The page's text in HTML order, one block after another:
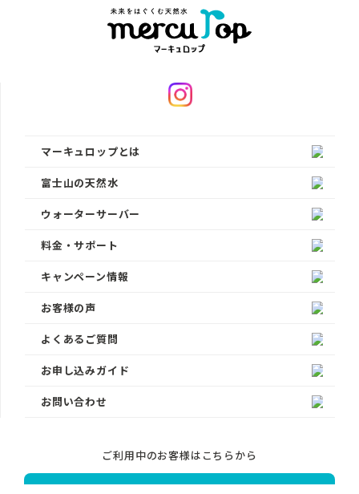
マーキュロップとは
富士山の天然水
ウォーターサーバー
料金・サポート
キャンペーン情報
お客様の声
よくあるご質問
お申し込みガイド
お問い合わせ
ご利用中のお客様はこちらから